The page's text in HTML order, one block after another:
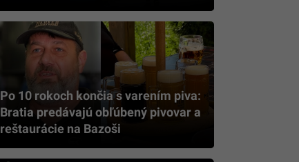
Po 10 rokoch končia s varením piva:
Bratia predávajú obľúbený pivovar a
reštaurácie na Bazoši